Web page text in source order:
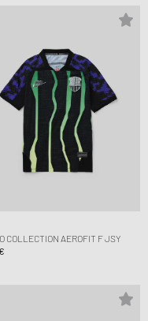
COLLECTION AEROFIT F JSY